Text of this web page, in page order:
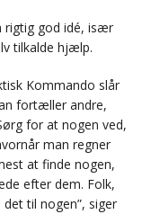
rigtig god idé, især
tilkalde hjælp.
Kommando slår
fortæller andre,
for at nogen ved,
man regner
at finde nogen,
efter dem. Folk,
til nogen”, siger